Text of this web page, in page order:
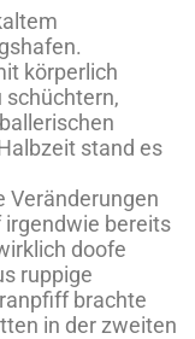
körperlich
schüchtern,
stand es
Veränderungen
bereits
doofe
ruppige
brachte
in der zweiten